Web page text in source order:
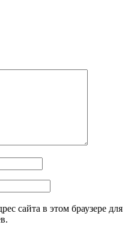
сайта в этом браузере для